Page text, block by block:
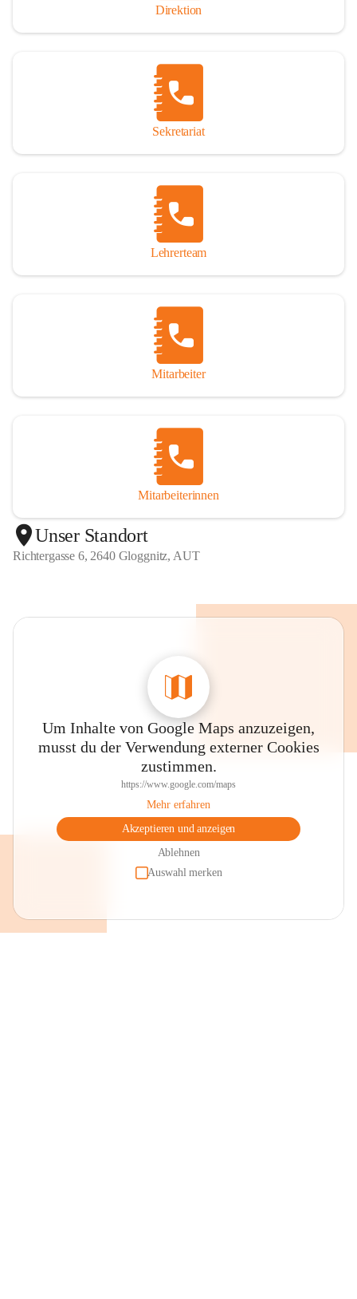
Direktion
Sekretariat
Lehrerteam
Mitarbeiter
Mitarbeiterinnen
+1
Unser Standort
Richtergasse 6, 2640 Gloggnitz, AUT
Um Inhalte von Google Maps anzuzeigen,
musst du der Verwendung externer Cookies
zustimmen.
https://www.google.com/maps
Mehr erfahren
Akzeptieren und anzeigen
Ablehnen
Auswahl merken